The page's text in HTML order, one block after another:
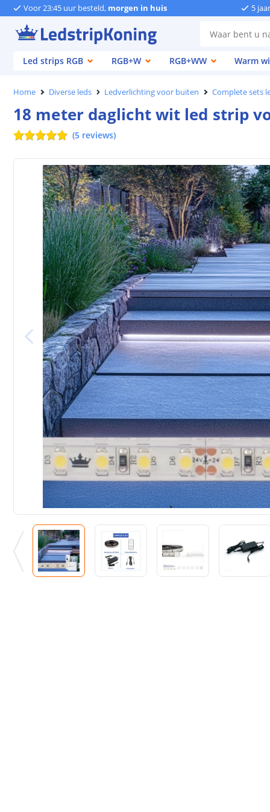
Voor 23:45 uur besteld, morgen in huis 5
Led strips RGB RGB+W RGB+WW Warm
Home Diverse leds Ledverlichting voor buiten Complete sets
18 meter daglicht wit led strip
(5 reviews)